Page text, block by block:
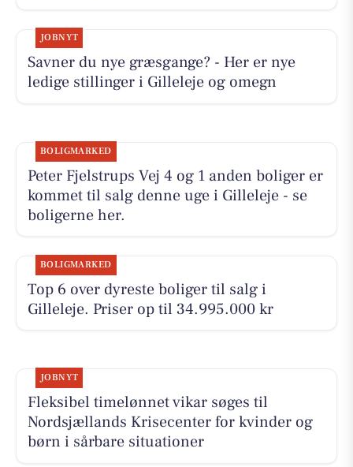
JOBNYT
Savner du nye græsgange? - Her er nye
ledige stillinger i Gilleleje og omegn
BOLIGMARKED
Peter Fjelstrups Vej 4 og 1 anden boliger er
kommet til salg denne uge i Gilleleje - se
boligerne her.
BOLIGMARKED
Top 6 over dyreste boliger til salg i
Gilleleje. Priser op til 34.995.000 kr
JOBNYT
Fleksibel timelønnet vikar søges til
Nordsjællands Krisecenter for kvinder og
børn i sårbare situationer